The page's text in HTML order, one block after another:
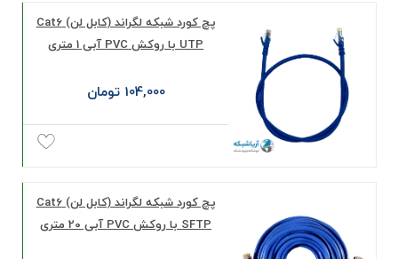
پچ کورد شبکه لگراند (کابل لن) Cat6
UTP با روکش PVC آبی 1 متری
104,000 تومان
پچ کورد شبکه لگراند (کابل لن) Cat6
SFTP با روکش PVC آبی 20 متری